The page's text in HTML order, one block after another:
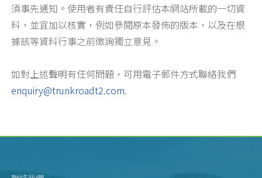
須事先通知。使用者有責任自行評估本網站所載的一切資
料，並宜加以核實，例如參閱原本發佈的版本，以及在根
據該等資料行事之前徵詢獨立意見。
如對上述聲明有任何問題，可用電子郵件方式聯絡我們
enquiry@trunkroadt2.com.